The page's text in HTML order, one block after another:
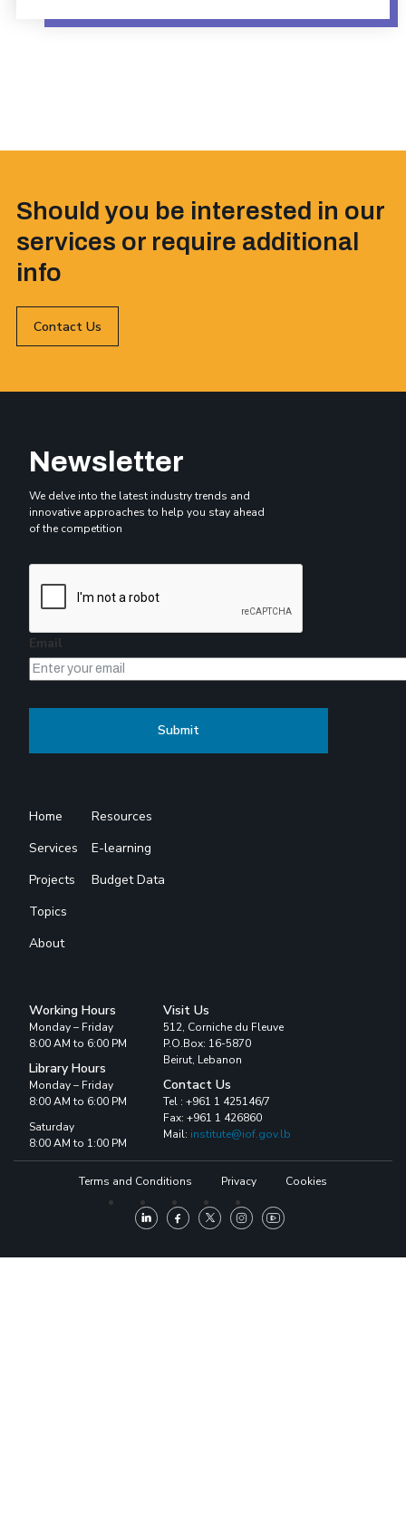
Should you be interested in our
services or require additional
info
Contact Us
Newsletter
We delve into the latest industry trends and
innovative approaches to help you stay ahead
of the competition
Email
Home
Services
Projects
Topics
About
Resources
E-learning
Budget Data
Working Hours
Monday – Friday
8:00 AM to 6:00 PM
Library Hours
Monday – Friday
8:00 AM to 6:00 PM
Saturday
8:00 AM to 1:00 PM
Visit Us
512, Corniche du Fleuve
P.O.Box: 16-5870
Beirut, Lebanon
Contact Us
Tel : +961 1 425146/7
Fax: +961 1 426860
Mail: institute@iof.gov.lb
Terms and Conditions Privacy Cookies